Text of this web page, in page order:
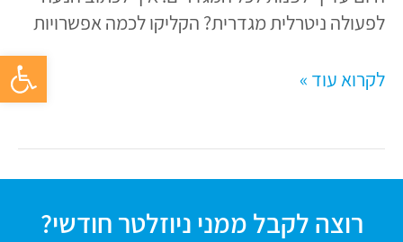
פתח
לפעולה ניטרלית מגדרית? הקליקו לכמה אפשרויות
לקרוא עוד »
רוצה לקבל ממני ניוזלטר חודשי?